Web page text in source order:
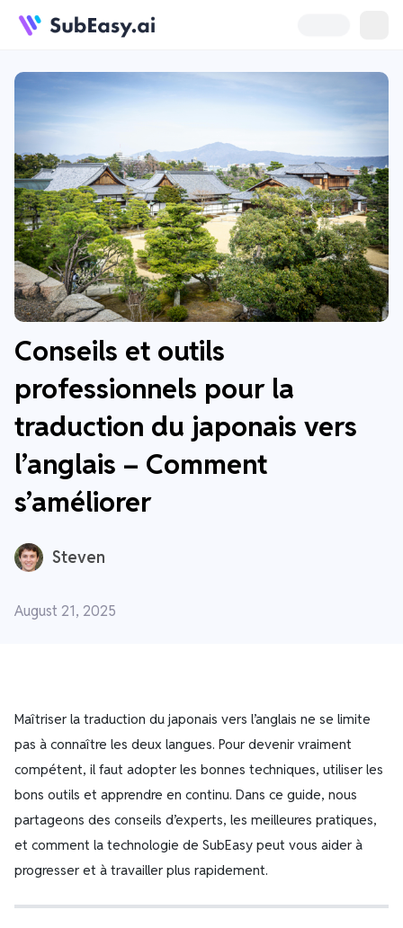
Conseils et outils
professionnels pour la
traduction du japonais vers
l’anglais – Comment
s’améliorer
Steven
August 21, 2025
Maîtriser la traduction du japonais vers l’anglais ne se limite
pas à connaître les deux langues. Pour devenir vraiment
compétent, il faut adopter les bonnes techniques, utiliser les
bons outils et apprendre en continu. Dans ce guide, nous
partageons des conseils d’experts, les meilleures pratiques,
et comment la technologie de SubEasy peut vous aider à
progresser et à travailler plus rapidement.